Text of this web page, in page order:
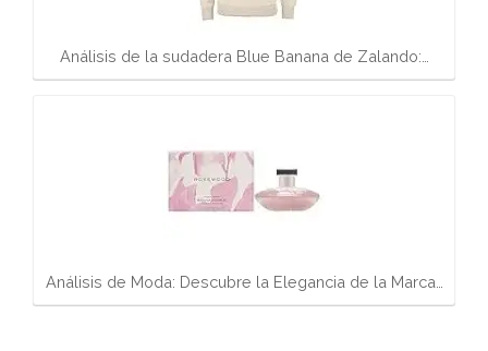
Análisis de la sudadera Blue Banana de Zalando:…
Análisis de Moda: Descubre la Elegancia de la Marca…